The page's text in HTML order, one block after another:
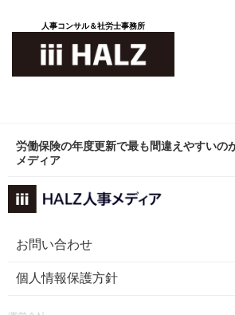
人事コンサル＆社労士事務所
労働保険の年度更新で最も間違えやすい
メディア
お問い合わせ
個人情報保護方針